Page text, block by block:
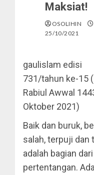
Maksiat!
OSOLIHIN
25/10/2021
gaulislam edisi
731/tahun ke-15
Rabiul Awwal
Oktober 2021)
Baik dan buruk,
salah, terpuji dan
adalah bagian
pertentangan.